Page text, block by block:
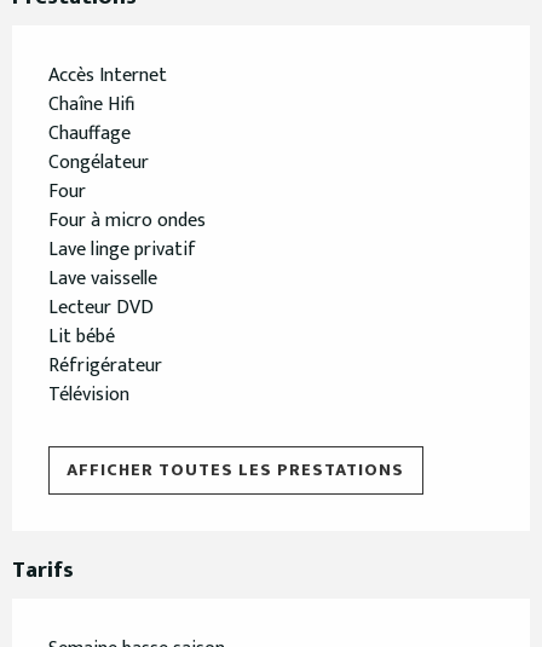
Accès Internet
Chaîne Hifi
Chauffage
Congélateur
Four
Four à micro ondes
Lave linge privatif
Lave vaisselle
Lecteur DVD
Lit bébé
Réfrigérateur
Télévision
AFFICHER TOUTES LES PRESTATIONS
Tarifs